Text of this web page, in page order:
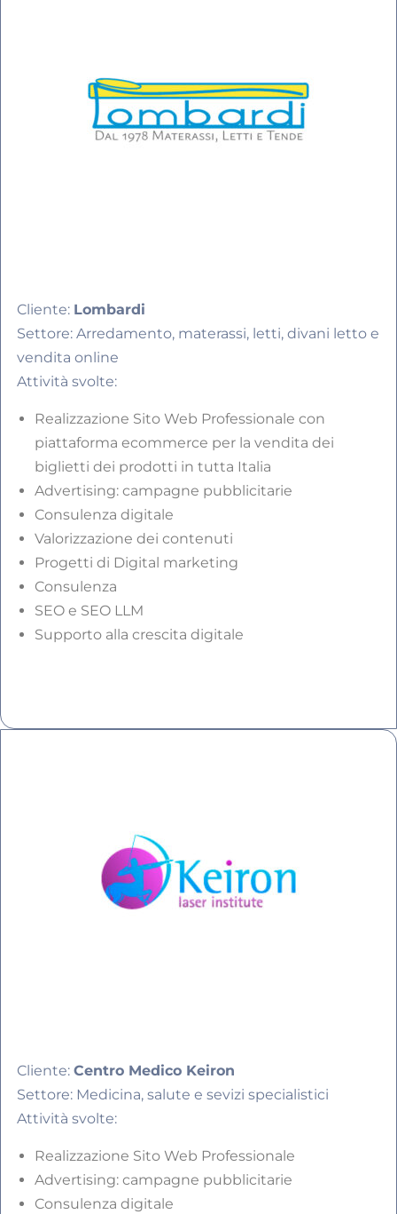
Cliente: Lombardi
Settore: Arredamento, materassi, letti, divani letto e
vendita online
Attività svolte:
Realizzazione Sito Web Professionale con
piattaforma ecommerce per la vendita dei
biglietti dei prodotti in tutta Italia
Advertising: campagne pubblicitarie
Consulenza digitale
Valorizzazione dei contenuti
Progetti di Digital marketing
Consulenza
SEO e SEO LLM
Supporto alla crescita digitale
Cliente: Centro Medico Keiron
Settore: Medicina, salute e sevizi specialistici
Attività svolte:
Realizzazione Sito Web Professionale
Advertising: campagne pubblicitarie
Consulenza digitale